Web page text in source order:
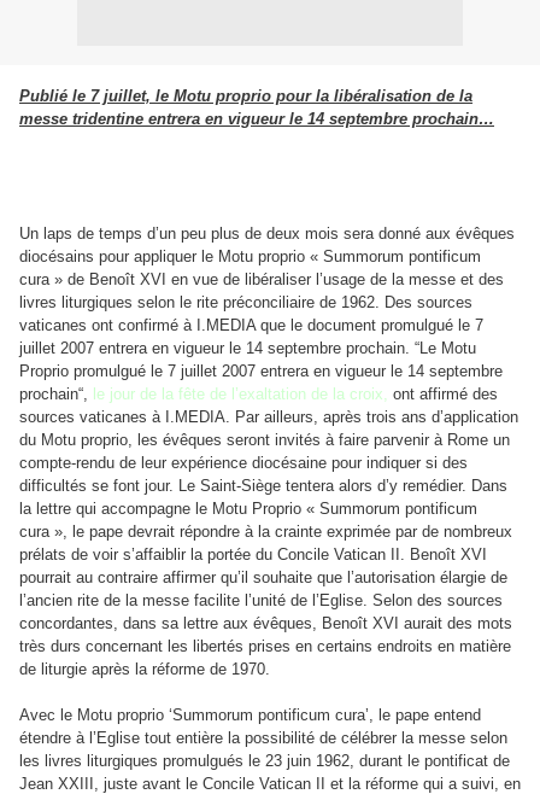
Publié le 7 juillet, le Motu proprio pour la libéralisation de la
messe tridentine entrera en vigueur le 14 septembre prochain…
Un laps de temps d’un peu plus de deux mois sera donné aux évêques
diocésains pour appliquer le Motu proprio « Summorum pontificum
cura » de Benoît XVI en vue de libéraliser l’usage de la messe et des
livres liturgiques selon le rite préconciliaire de 1962. Des sources
vaticanes ont confirmé à I.MEDIA que le document promulgué le 7
juillet 2007 entrera en vigueur le 14 septembre prochain. “Le Motu
Proprio promulgué le 7 juillet 2007 entrera en vigueur le 14 septembre
prochain“, le jour de la fête de l’exaltation de la croix, ont affirmé des
sources vaticanes à I.MEDIA. Par ailleurs, après trois ans d’application
du Motu proprio, les évêques seront invités à faire parvenir à Rome un
compte-rendu de leur expérience diocésaine pour indiquer si des
difficultés se font jour. Le Saint-Siège tentera alors d’y remédier. Dans
la lettre qui accompagne le Motu Proprio « Summorum pontificum
cura », le pape devrait répondre à la crainte exprimée par de nombreux
prélats de voir s’affaiblir la portée du Concile Vatican II. Benoît XVI
pourrait au contraire affirmer qu’il souhaite que l’autorisation élargie de
l’ancien rite de la messe facilite l’unité de l’Eglise. Selon des sources
concordantes, dans sa lettre aux évêques, Benoît XVI aurait des mots
très durs concernant les libertés prises en certains endroits en matière
de liturgie après la réforme de 1970.
Avec le Motu proprio ‘Summorum pontificum cura’, le pape entend
étendre à l’Eglise tout entière la possibilité de célébrer la messe selon
les livres liturgiques promulgués le 23 juin 1962, durant le pontificat de
Jean XXIII, juste avant le Concile Vatican II et la réforme qui a suivi, en